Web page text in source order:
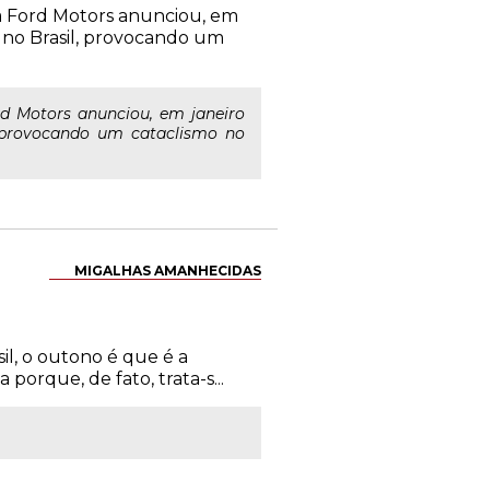
Motors anunciou, em
Brasil, provocando um
Motors anunciou, em janeiro
um cataclismo no
MIGALHAS AMANHECIDAS
o outono é que é a
porque, de fato, trata-s...